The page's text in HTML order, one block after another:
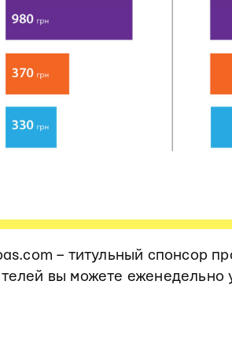
– титульный спонсор
вы можете еженедельно